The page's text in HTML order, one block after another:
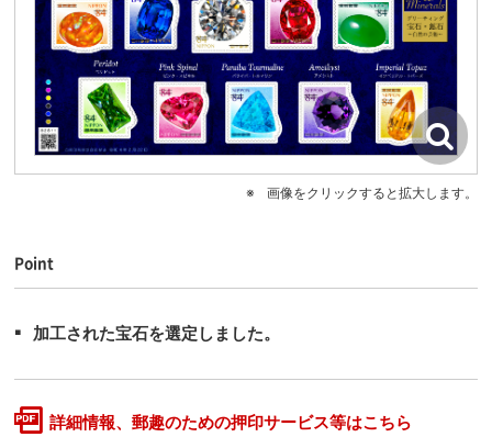
画像をクリックすると拡大します。
Point
加工された宝石を選定しました。
詳細情報、郵趣のための押印サービス等はこちら